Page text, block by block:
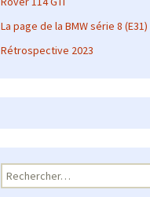
La page de la BMW série 8 (E31)
Rétrospective 2023
Rechercher :